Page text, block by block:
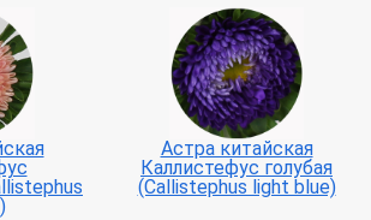
Астра китайская
Каллистефус голубая
(Callistephus light blue)